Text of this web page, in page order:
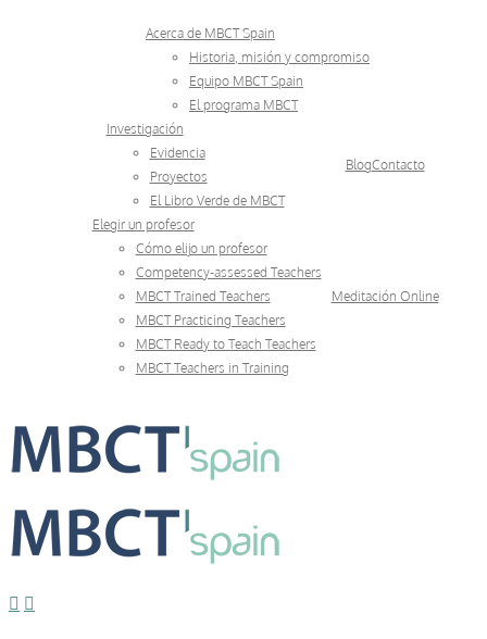
Acerca de MBCT Spain
Historia, misión y compromiso
Equipo MBCT Spain
El programa MBCT
Investigación
Evidencia
Proyectos
El Libro Verde de MBCT
BlogContacto
Elegir un profesor
Cómo elijo un profesor
Competency-assessed Teachers
MBCT Trained Teachers
MBCT Practicing Teachers
MBCT Ready to Teach Teachers
MBCT Teachers in Training
Meditación Online